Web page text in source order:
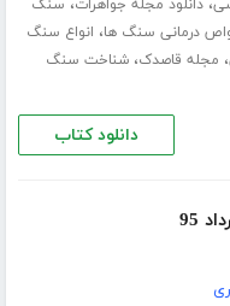
،دانلود مجله جواهرات، سنگ
درمانی سنگ ها، انواع سنگ
، مجله قاصدک،شناخت سنگ
دانلود کتاب